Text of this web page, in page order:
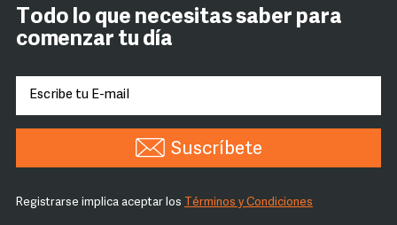
Todo lo que necesitas saber para
comenzar tu día
Suscríbete
Registrarse implica aceptar los Términos y Condiciones